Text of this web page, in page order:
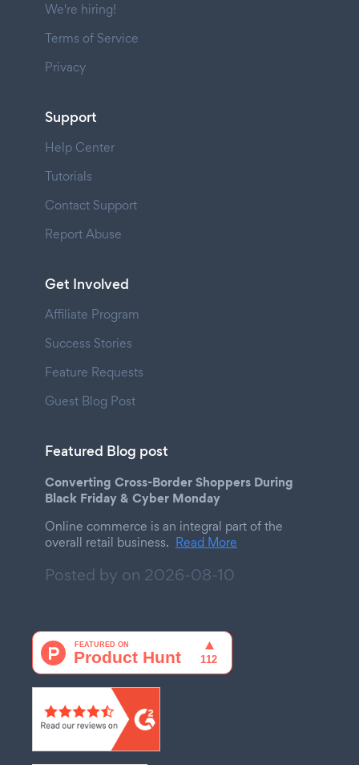
We're hiring!
Terms of Service
Privacy
Support
Help Center
Tutorials
Contact Support
Report Abuse
Get Involved
Affiliate Program
Success Stories
Feature Requests
Guest Blog Post
Featured Blog post
Converting Cross-Border Shoppers During
Black Friday & Cyber Monday
Online commerce is an integral part of the
overall retail business. Read More
Posted by on 2026-08-10